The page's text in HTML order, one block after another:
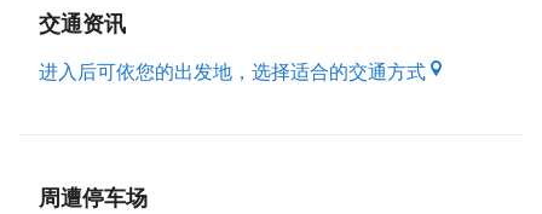
交通资讯
进入后可依您的出发地，选择适合的交通方式
周遭停车场